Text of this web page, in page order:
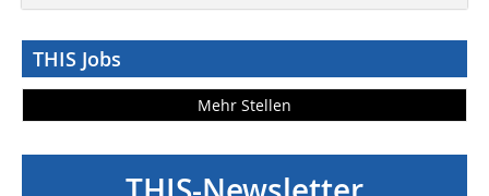
THIS Jobs
Mehr Stellen